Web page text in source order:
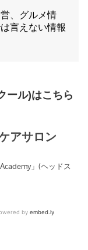
、グルメ情
言えない情報
ール)はこちら